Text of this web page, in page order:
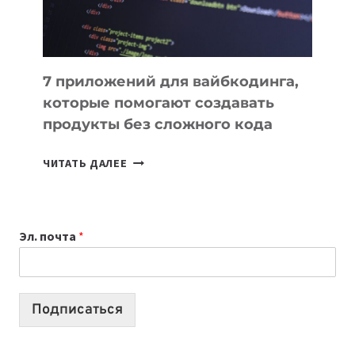
7 приложений для вайбкодинга,
которые помогают создавать
продукты без сложного кода
ЧИТАТЬ ДАЛЕЕ
СОЗДАВАТЬ
ПРОДУКТЫ
Эл. почта *
Подписаться